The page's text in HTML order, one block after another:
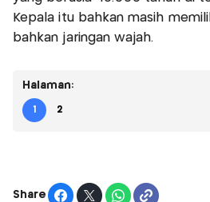
Kepala itu bahkan masih
bahkan jaringan wajah.
Halaman:
1 2
Share